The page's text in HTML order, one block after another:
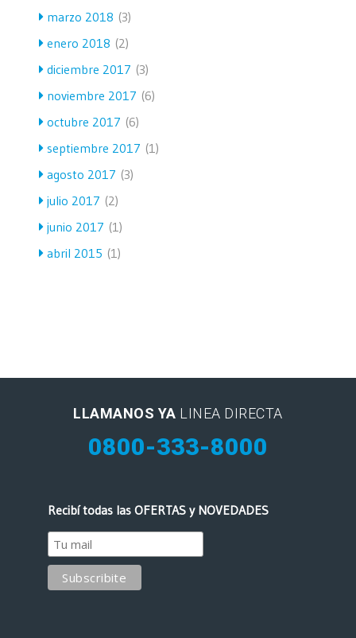
marzo 2018 (3)
enero 2018 (2)
diciembre 2017 (3)
noviembre 2017 (6)
octubre 2017 (6)
septiembre 2017 (1)
agosto 2017 (3)
julio 2017 (2)
junio 2017 (1)
abril 2015 (1)
LLAMANOS YA LINEA DIRECTA
0800-333-8000
Recibí todas las OFERTAS y NOVEDADES